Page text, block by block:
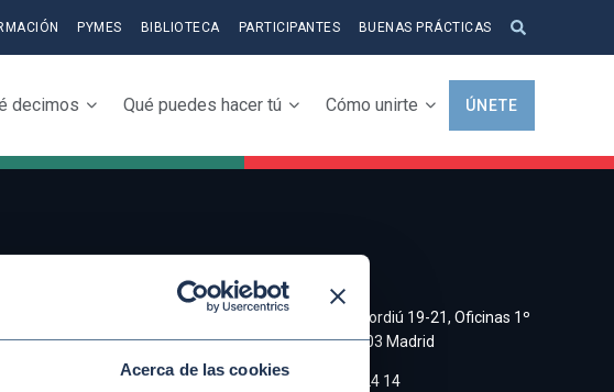
Acerca de las cookies
PYMES BIBLIOTECA PARTICIPANTES BUENAS PRÁCTICAS
decimos Qué puedes hacer tú Cómo unirte ÚNETE
tu Informe de
CONTACTO
C/ Cristobal Bordiú 19-21, Oficinas 1º
Derecha, 28003 Madrid
(+34)91 745 24 14